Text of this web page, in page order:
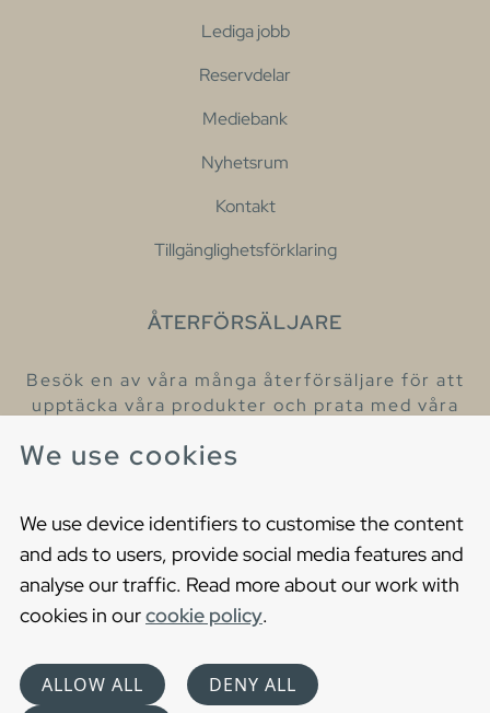
We use cookies
We use device identifiers to customise the content
and ads to users, provide social media features and
analyse our traffic. Read more about our work with
cookies in ourcookie policy.
ALLOW ALL DENY ALL
Lediga jobb
Reservdelar
Mediebank
Nyhetsrum
Kontakt
Tillgänglighetsförklaring
ÅTERFÖRSÄLJARE
Besök en av våra många återförsäljare för att
upptäcka våra produkter och prata med våra
Cookies
Privacy statement
Choose language